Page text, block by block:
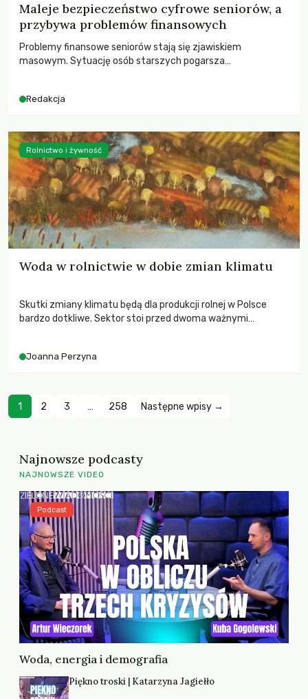
Maleje bezpieczeństwo cyfrowe seniorów, a
przybywa problemów finansowych
Problemy finansowe seniorów stają się zjawiskiem
masowym. Sytuację osób starszych pogarsza
Redakcja
Woda w rolnictwie w dobie zmian klimatu
Skutki zmiany klimatu będą dla produkcji rolnej w Polsce
bardzo dotkliwe. Sektor stoi przed dwoma ważnymi
zachodzących zmian klimatycznych. Wymagać to będzie
Joanna Perzyna
Rolnictwo i żywność
1 2 3 … 258 Następne wpisy →
Najnowsze podcasty
NAJNOWSZE VIDEO
Woda, energia i demografia
Podcast
Piękno troski | Katarzyna Jagiełło